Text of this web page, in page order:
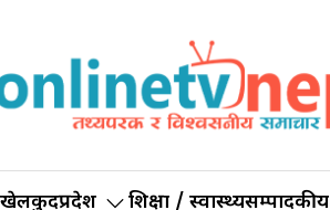
खेलकुदप्रदेश शिक्षा / स्वास्थ्यसम्पादकीय